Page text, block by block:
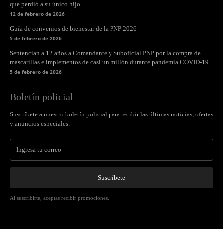
que perdió a su único hijo
12 de febrero de 2026
Guía de convenios de bienestar de la PNP 2026
5 de febrero de 2026
Sentencian a 12 años a Comandante y Suboficial PNP por la compra de
mascarillas e implementos de casi un millón durante pandemia COVID-19
5 de febrero de 2026
Boletín policial
Suscríbete a nuestro boletín policial para recibir las últimas noticias, ofertas
y anuncios especiales.
Suscríbete
Al suscribirte, aceptas recibir promociones.